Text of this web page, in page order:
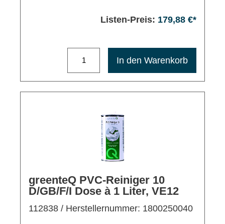
Listen-Preis: 179,88 €*
In den Warenkorb
greenteQ PVC-Reiniger 10
D/GB/F/I Dose à 1 Liter, VE12
112838 / Herstellernummer: 1800250040